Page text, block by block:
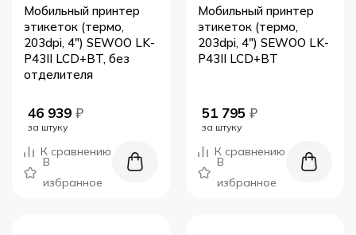
Мобильный принтер
этикеток (термо,
203dpi, 4") SEWOO LK-
P43II LCD+BT, без
отделителя
46 939 ₽
за штуку
К сравнению
В
избранное
Мобильный принтер
этикеток (термо,
203dpi, 4") SEWOO LK-
P43II LCD+BT
51 795 ₽
за штуку
К сравнению
В
избранное